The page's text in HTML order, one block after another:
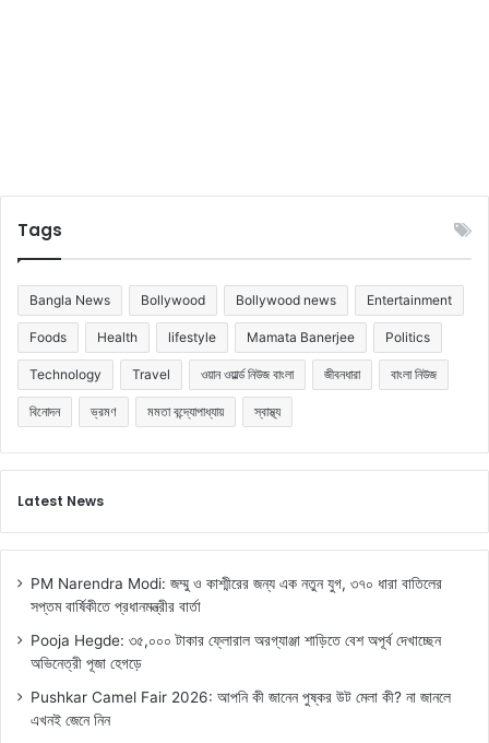
Tags
Bangla News Bollywood Bollywood news Entertainment
Foods Health lifestyle Mamata Banerjee Politics
Technology Travel ওয়ান ওয়ার্ল্ড নিউজ বাংলা জীবনধারা বাংলা নিউজ
বিনোদন ভ্রমণ মমতা বন্দ্যোপাধ্যায় স্বাস্থ্য
Latest News
PM Narendra Modi: জম্মু ও কাশ্মীরের জন্য এক নতুন যুগ, ৩৭০ ধারা বাতিলের
সপ্তম বার্ষিকীতে প্রধানমন্ত্রীর বার্তা
Pooja Hegde: ৩৫,০০০ টাকার ফ্লোরাল অরগ্যাঞ্জা শাড়িতে বেশ অপূর্ব দেখাচ্ছেন
অভিনেত্রী পূজা হেগড়ে
Pushkar Camel Fair 2026: আপনি কী জানেন পুষ্কর উট মেলা কী? না জানলে
এখনই জেনে নিন